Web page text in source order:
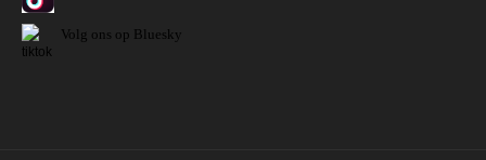
Volg ons op Bluesky